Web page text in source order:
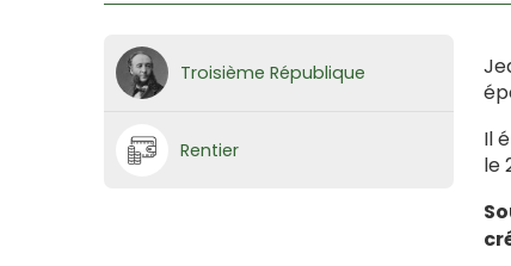
Troisième République
Rentier
Il
le